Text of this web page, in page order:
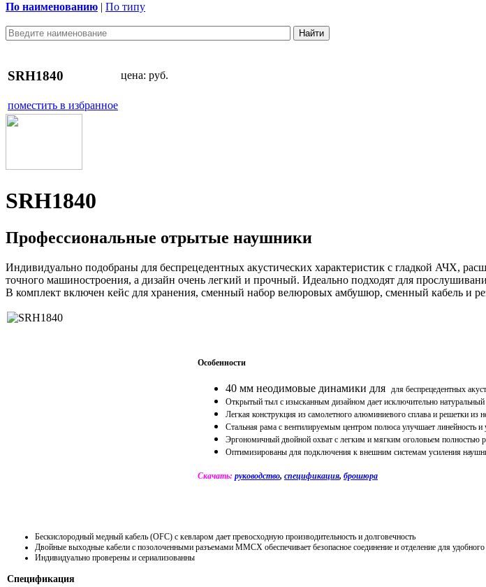
По наименованию По типу
SRH1840 цена: руб.
поместить в избранное
SRH1840
Профессиональные отрытые наушники
Индивидуально подобраны для беспрецедентных акустических характеристик с гладкой АЧХ,
точного машиностроения, а дизайн очень легкий и прочный. Идеально подходят для
В комплект включен кейс для хранения, сменный набор велюровых амбушюр, сменный кабель и
Особенности
40 мм неодимовые динамики для
для беспрецедентных
Открытый тыл с изысканным дизайном дает исключительно
Легкая конструкция из самолетного алюминиевого сплава и решетки из
Стальная рама с вентилируемым центром полюса улучшает линейность
Эргономичный двойной охват с легким и мягким оголовьем полностью
Оптимизированы для подключения к внешним системам усиления
Скачать: руководство, спецификация, брошюра
Бескислородный медный кабель (OFC) с кевларом дает превосходную производительность и долговечность
Двойные выходные кабели с позолоченными разъемами MMCX обеспечивает безопасное соединение и отделение для
Индивидуально проверены и сериализованны
Спецификация